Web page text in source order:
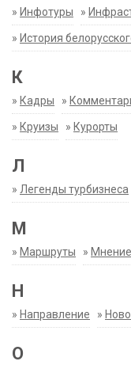
» Инфотуры »
» История
К
» Кадры »
» Круизы » Курорты
Л
» Легенды турбизнеса
М
» Маршруты » Мнение
Н
» Направление »
О